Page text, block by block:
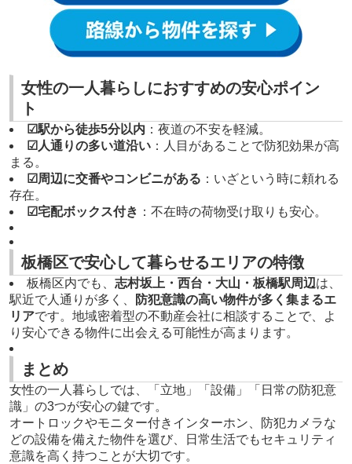
女性の一人暮らしにおすすめの安心ポイン
ト
☑駅から徒歩5分以内 ：夜道の不安を軽減。
☑人通りの多い道沿い：人目があることで防犯効果が高
まる。
☑周辺に交番やコンビニがある ：いざという時に頼れる
存在。
☑宅配ボックス付き ：不在時の荷物受け取りも安心。
板橋区で安心して暮らせるエリアの特徴
板橋区内でも、 志村坂上・西台・大山・板橋駅周辺は、
駅近で人通りが多く、
防犯意識の高い物件が多く集まるエ
リアです。地域密着型の不動産会社に相談することで、よ
り安心できる物件に出会える可能性が高まります。
まとめ
女性の一人暮らしでは、「立地」「設備」「日常の防犯意
識」の3つが安心の鍵です。
オートロックやモニター付きインターホン、防犯カメラな
どの設備を備えた物件を選び、日常生活でもセキュリティ
意識を高く持つことが大切です。